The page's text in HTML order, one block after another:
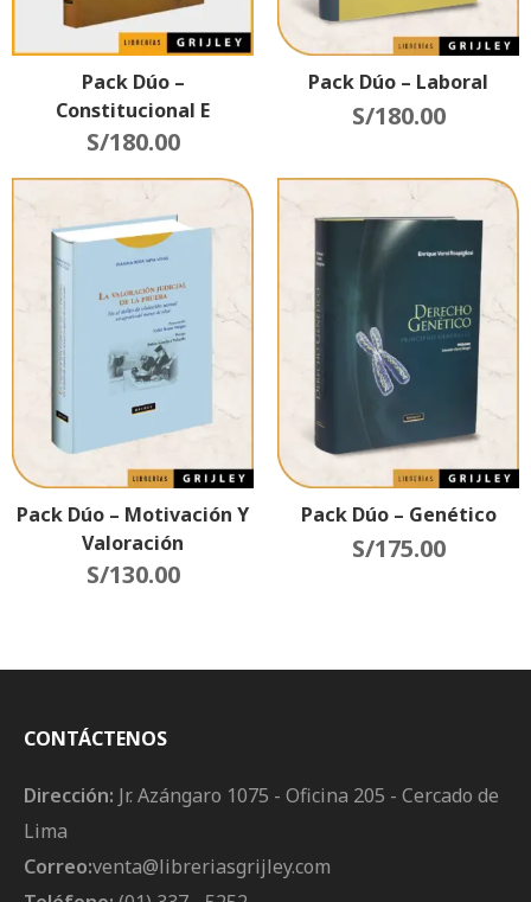
Pack Dúo –
Constitucional E
Interpretación
S/180.00
Pack Dúo – Laboral
S/180.00
Pack Dúo – Motivación Y
Valoración
S/130.00
Pack Dúo – Genético
S/175.00
CONTÁCTENOS
Dirección: Jr. Azángaro 1075 - Oficina 205 - Cercado de
Lima
Correo:venta@libreriasgrijley.com